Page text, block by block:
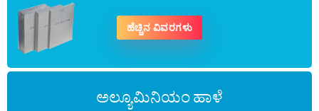
ಹೆಚ್ಚಿನ ವಿವರಗಳು
ಅಲ್ಯೂಮಿನಿಯಂ ಹಾಳೆ